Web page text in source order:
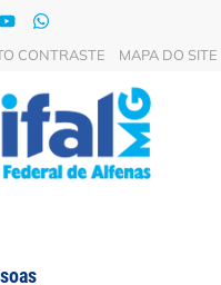
CONTRASTE MAPA DO SITE